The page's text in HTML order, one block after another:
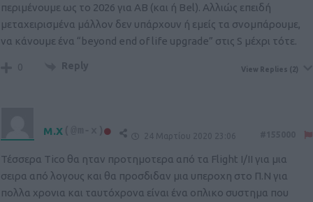
περιμένουμε ως το 2026 για ΑΒ (και ή Βel). Αλλιώς επειδή
μεταχειρισμένα μάλλον δεν υπάρχουν ή εμείς τα σνομπάρουμε,
να κάνουμε ένα “beyond end of life upgrade” στις S μέχρι τότε.
0 Reply View Replies (2)
M.X (@m-x) 24 Μαρτίου 2020 23:06
Τέσσερα Tico θα ηταν προτημοτερα από τα Flight I/II για μια
σειρα από λογους και θα προσδιδαν μια υπεροχη στο Π.Ν για
πολλα χρονια και ταυτόχρονα είναι ένα οπλικο συστημα που